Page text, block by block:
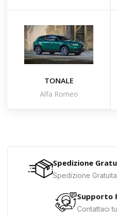
TONALE
Alfa Romeo
Spedizione
Spedizione
Supporto
Contattaci